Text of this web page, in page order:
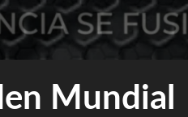
Mundial